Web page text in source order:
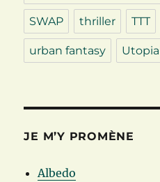
SWAP thriller TTT
urban fantasy
JE M’Y PROMÈNE
Albedo